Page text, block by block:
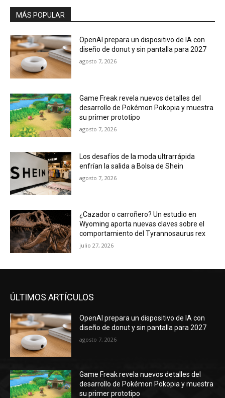
MÁS POPULAR
OpenAI prepara un dispositivo de IA con
diseño de donut y sin pantalla para 2027
agosto 7, 2026
Game Freak revela nuevos detalles del
desarrollo de Pokémon Pokopia y muestra
su primer prototipo
agosto 7, 2026
Los desafíos de la moda ultrarrápida
enfrían la salida a Bolsa de Shein
agosto 7, 2026
¿Cazador o carroñero? Un estudio en
Wyoming aporta nuevas claves sobre el
comportamiento del Tyrannosaurus rex
julio 27, 2026
ÚLTIMOS ARTÍCULOS
OpenAI prepara un dispositivo de IA con
diseño de donut y sin pantalla para 2027
agosto 7, 2026
Game Freak revela nuevos detalles del
desarrollo de Pokémon Pokopia y muestra
su primer prototipo